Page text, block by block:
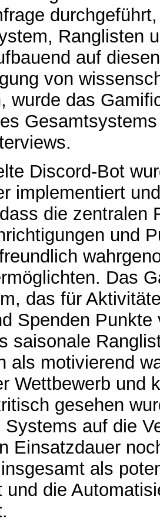
Ranglisten
auf
von
wurde das
Discord-Bot
implementiert
die zentralen
und
Das
das für
Spenden
saisonale
als motivierend
Wettbewerb und
gesehen
auf die
Einsatzdauer
als
und die